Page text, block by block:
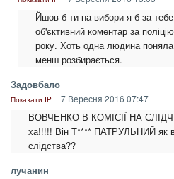
Йшов б ти на вибори я б за
об'єктивний коментар за
року. Хоть одна людина поняла
менш розбирається.
Задовбало
Показати IP 7 Вересня 2016 07:47
ВОВЧЕНКО В КОМІСІЇ НА
ха!!!!! Він Т**** ПАТРУЛЬНИЙ як
слідства??
лучанин